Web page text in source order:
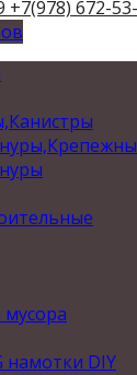
+7(978) 672-
намотки DIY